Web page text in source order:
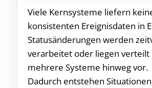
Viele Kernsysteme liefern
konsistenten Ereignisdaten in
Statusänderungen werden
verarbeitet oder liegen verteilt
mehrere Systeme hinweg vor.
Dadurch entstehen